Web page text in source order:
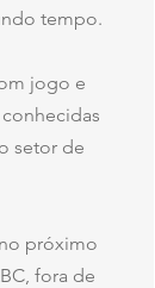
tempo.
jogo e
setor de
próximo
fora de